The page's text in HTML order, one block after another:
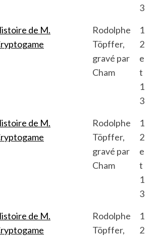
3
de M.
Rodolphe
Töpffer,
gravé par
Cham
1
2
e
t
1
3
de M.
Rodolphe
Töpffer,
gravé par
Cham
1
2
e
t
1
3
de M.
Rodolphe
Töpffer,
1
2